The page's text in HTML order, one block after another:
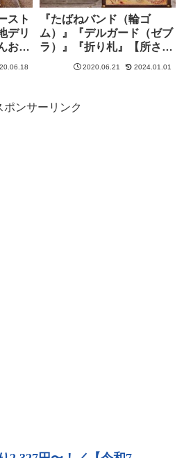
スト
デリ
お届
『たばねバンド（輪ゴ
ム）』『デルガード（ゼブ
ラ）』『折り札』【所さん
お届けモノです！】
2020.06.21 2024.01.01
ポンサーリンク